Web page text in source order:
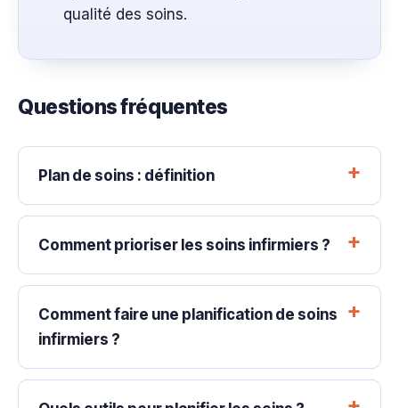
qualité des soins.
Questions fréquentes
Plan de soins : définition
Comment prioriser les soins infirmiers ?
Comment faire une planification de soins
infirmiers ?